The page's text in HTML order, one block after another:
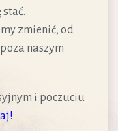
zmienić, od
naszym
i poczuciu